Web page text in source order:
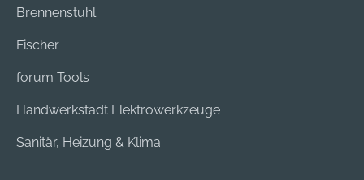
Brennenstuhl
Fischer
forum Tools
Handwerkstadt Elektrowerkzeuge
Sanitär, Heizung & Klima